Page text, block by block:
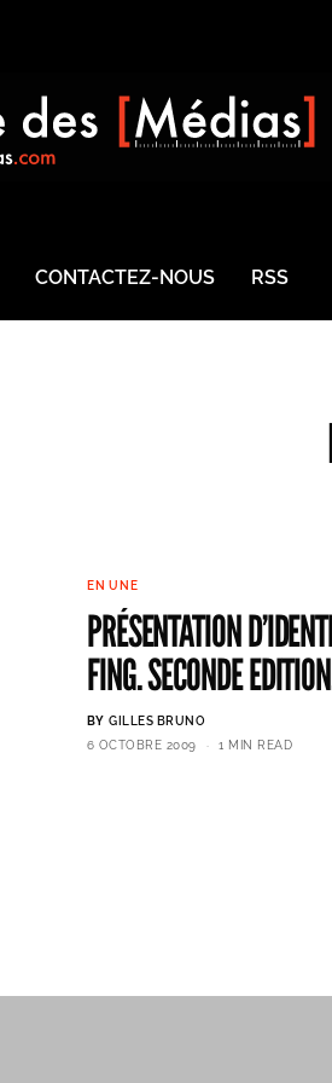
CONTACTEZ-NOUS RSS
EN UNE
PRÉSENTATION
FING. SECONDE
BY GILLES BRUNO
6 OCTOBRE 2009
1 MIN READ